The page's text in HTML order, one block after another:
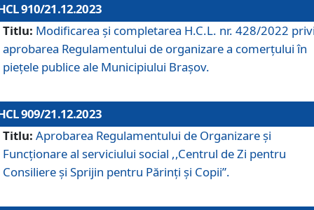
910/21.12.2023
Titlu: Modificarea și completarea H.C.L. nr. 428/2022
aprobarea Regulamentului de organizare a comerțului în
piețele publice ale Municipiului Braşov.
909/21.12.2023
Titlu: Aprobarea Regulamentului de Organizare și
Funcționare al serviciului social ,,Centrul de Zi pentru
Consiliere şi Sprijin pentru Părinţi şi Copii”.